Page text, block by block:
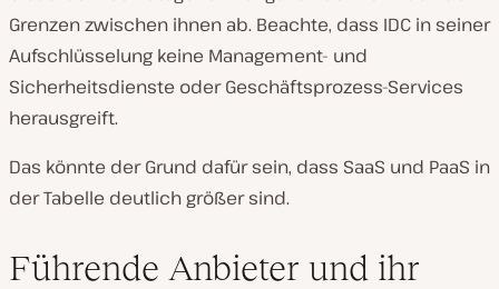
Grenzen zwischen ihnen ab. Beachte, dass IDC in seiner
Aufschlüsselung keine Management- und
Sicherheitsdienste oder Geschäftsprozess-Services
herausgreift.
Das könnte der Grund dafür sein, dass SaaS und PaaS in
der Tabelle deutlich größer sind.
Führende Anbieter und ihr